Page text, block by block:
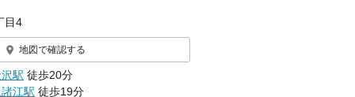
目4
地図で確認する
駅 徒歩20分
江駅 徒歩19分